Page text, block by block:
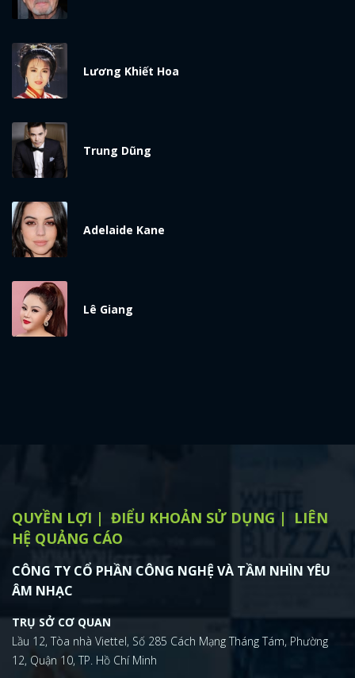
Lương Khiết Hoa
Trung Dũng
Adelaide Kane
Lê Giang
QUYỀN LỢI ĐIỂU KHOẢN SỬ DỤNG
LIÊN
HỆ QUẢNG CÁO
CÔNG TY CỔ PHẦN CÔNG NGHỆ VÀ TẦM NHÌN YÊU
ÂM NHẠC
TRỤ SỞ CƠ QUAN
Lầu 12, Tòa nhà Viettel, Số 285 Cách Mạng Tháng Tám, Phường
12, Quận 10, TP. Hồ Chí Minh